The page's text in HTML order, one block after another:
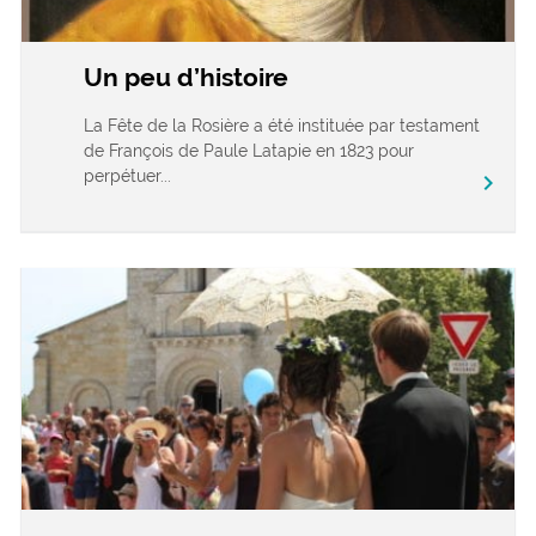
Un peu d’histoire
La Fête de la Rosière a été instituée par testament
de François de Paule Latapie en 1823 pour
perpétuer...
chevron_right